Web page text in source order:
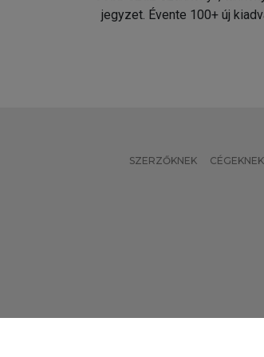
jegyzet. Évente 100+ új
SZERZŐKNEK CÉGEKNEK